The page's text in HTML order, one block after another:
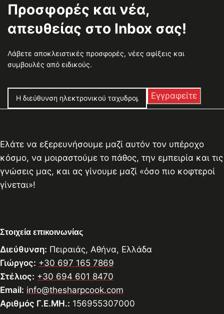
Προσφορές και νέα,
απευθείας στο Inbox σας!
Λάβετε αποκλειστικές προσφορές, νέες αφίξεις και
συμβουλές από ειδικούς.
Ελάτε να εξερευνήσουμε μαζί αυτόν τον υπέροχο
κόσμο, να μοιραστούμε το πάθος, την εμπειρία και τις
γνώσεις μας, και ας γίνουμε μαζί «όσο πιο κοφτεροί
γίνεται»!
Στοιχεία επικοινωνίας
Διεύθυνση: Πειραιάς, Αθήνα, Ελλάδα
Γιώργος: +30 697 165 7869
Στέλιος: +30 694 601 8470
Email: info@thesharpcook.com
Αριθμός Γ.Ε.ΜΗ.: 156955307000